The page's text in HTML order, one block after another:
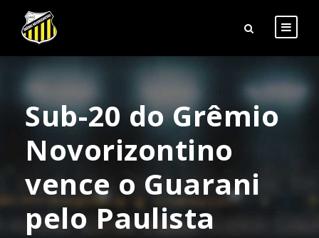
Sub-20 do Grêmio
Novorizontino
vence o Guarani
pelo Paulista